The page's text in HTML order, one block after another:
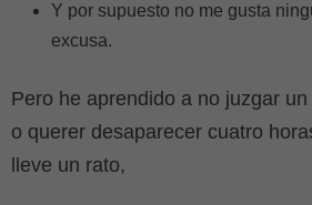
Y por supuesto no me gusta
excusa.
Pero he aprendido a no juzgar
o querer desaparecer cuatro
lleve un rato,